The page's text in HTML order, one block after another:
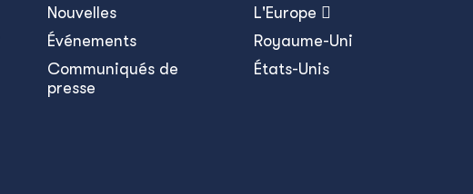
Nouvelles
Événements
Communiqués de
presse
L'Europe 
Royaume-Uni
États-Unis